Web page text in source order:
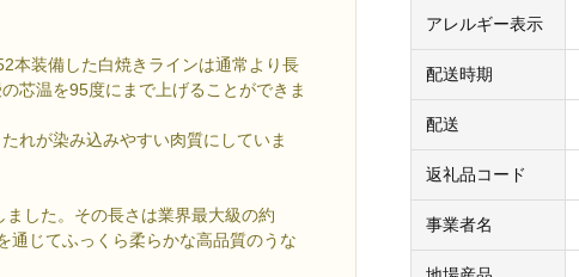
本装備した白焼きラインは通常より長
芯温を95度にまで上げることができま
れが染み込みやすい肉質にしていま
した。その長さは業界最大級の約
通じてふっくら柔らかな高品質のうな
アレルギー表示
配送時期
配送
返礼品コード
事業者名